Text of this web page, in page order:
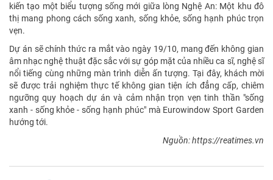
kiến tạo một biểu tượng sống mới giữa lòng Nghệ An: Một khu đô
thị mang phong cách sống xanh, sống khỏe, sống hạnh phúc trọn
vẹn.
Dự án sẽ chính thức ra mắt vào ngày 19/10, mang đến không gian
âm nhạc nghệ thuật đặc sắc với sự góp mặt của nhiều ca sĩ, nghệ sĩ
nổi tiếng cùng những màn trình diễn ấn tượng. Tại đây, khách mời
sẽ được trải nghiệm thực tế không gian tiện ích đẳng cấp, chiêm
ngưỡng quy hoạch dự án và cảm nhận trọn vẹn tinh thần "sống
xanh - sống khỏe - sống hạnh phúc" mà Eurowindow Sport Garden
hướng tới.
Nguồn: https://reatimes.vn